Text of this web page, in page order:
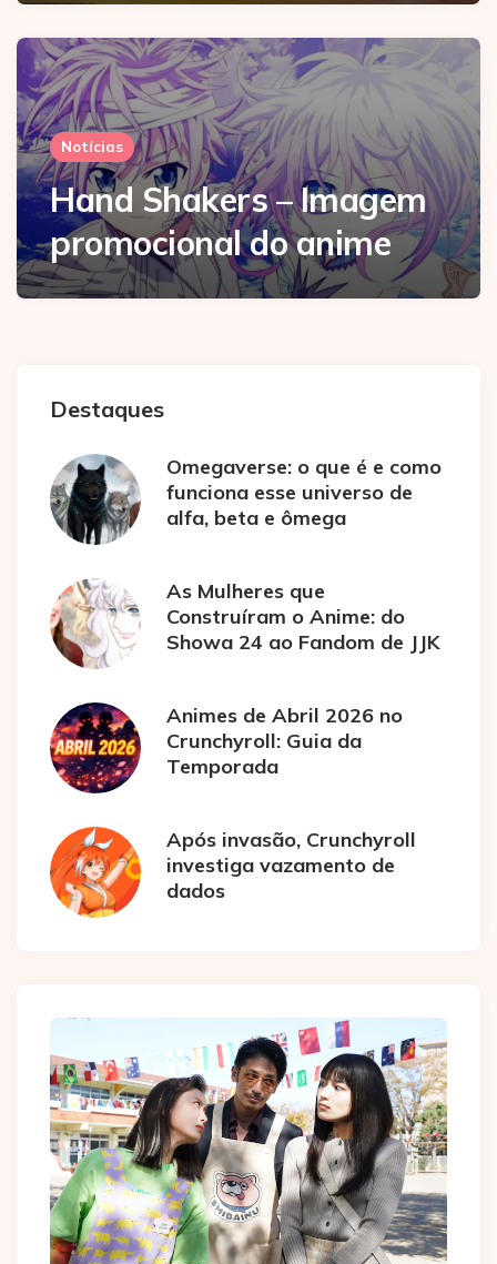
Notícias
Hand Shakers – Imagem
promocional do anime
Destaques
Omegaverse: o que é e como
funciona esse universo de
alfa, beta e ômega
As Mulheres que
Construíram o Anime: do
Showa 24 ao Fandom de JJK
Animes de Abril 2026 no
Crunchyroll: Guia da
Temporada
Após invasão, Crunchyroll
investiga vazamento de
dados